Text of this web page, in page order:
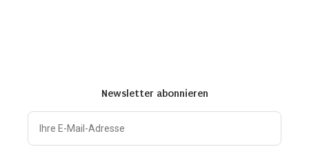
Newsletter abonnieren